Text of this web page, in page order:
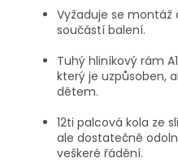
Vyžaduje se montáž
součástí balení.
Tuhý hliníkový rám
který je uzpůsoben,
dětem.
12ti palcová kola ze
ale dostatečně
veškeré řádění.